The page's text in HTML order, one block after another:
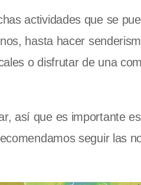
actividades que se
hasta hacer
o disfrutar de una
así que es importante
seguir las